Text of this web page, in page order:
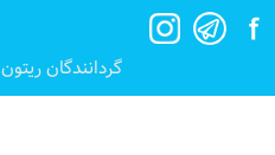
گردانندگان ریتون